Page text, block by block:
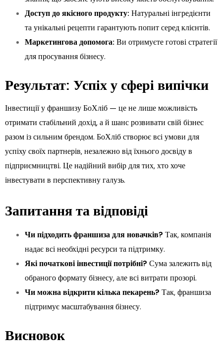
Доступ до якісного продукту: Натуральні інгредієнти
та унікальні рецепти гарантують попит серед клієнтів.
Маркетингова допомога: Ви отримуєте готові стратегії
для просування бізнесу.
Результат: Успіх у сфері випічки
Інвестиції у франшизу БоХліб — це не лише можливість
отримати стабільний дохід, а й шанс розвивати свій бізнес
разом із сильним брендом. БоХліб створює всі умови для
успіху своїх партнерів, незалежно від їхнього досвіду в
підприємництві. Це надійний вибір для тих, хто хоче
інвестувати в перспективну галузь.
Запитання та відповіді
Чи підходить франшиза для новачків? Так, компанія
надає всі необхідні ресурси та підтримку.
Які початкові інвестиції потрібні? Сума залежить від
обраного формату бізнесу, але всі витрати прозорі.
Чи можна відкрити кілька пекарень? Так, франшиза
підтримує масштабування бізнесу.
Висновок